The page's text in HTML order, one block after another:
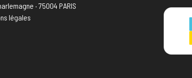
· 75004 PARIS
légales